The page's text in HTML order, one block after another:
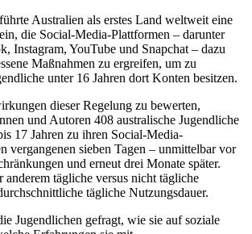
Australien als erstes Land weltweit eine
die Social-Media-Plattformen – darunter
Instagram, YouTube und Snapchat – dazu
Maßnahmen zu ergreifen, um zu
unter 16 Jahren dort Konten besitzen.
dieser Regelung zu bewerten,
und Autoren 408 australische Jugendliche
17 Jahren zu ihren Social-Media-
vergangenen sieben Tagen – unmittelbar vor
und erneut drei Monate später.
anderem tägliche versus nicht tägliche
tägliche Nutzungsdauer.
Jugendlichen gefragt, wie sie auf soziale